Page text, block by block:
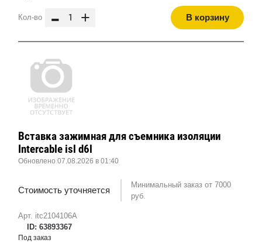
Кол-во - + В корзину
Арт. itc2104106A
ID: 63893367
Вставка зажимная для съемника изоляции
Intercable isl d6l
Обновлено 07.08.2026 в 01:40
Стоимость уточняется
Минимальный заказ от 7000
руб.
Под заказ